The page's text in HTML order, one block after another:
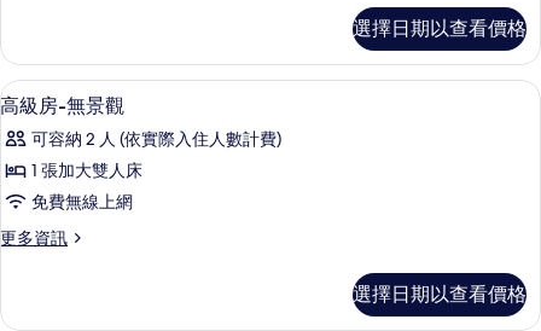
片
情
觀
的
所
有
相
片
雙
床
房,
市
景
的
詳
情
選擇日期以查看價格
顯
示
高
級
房-
無
觀
免費迷你吧、客房內保險箱、書桌、隔
6
高級房-無景觀
可容納 2 人 (依實際入住人數計費)
1 張加大雙人床
免費無線上網
更多資訊
更
房-
選擇日期以查看價格